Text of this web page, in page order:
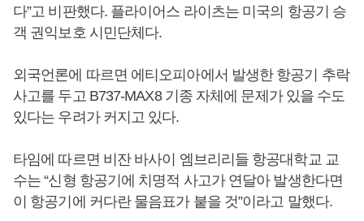
다”고 비판했다. 플라이어스 라이츠는 미국의 항공기 승
객 권익보호 시민단체다.
외국언론에 따르면 에티오피아에서 발생한 항공기 추락
사고를 두고 B737-MAX8 기종 자체에 문제가 있을 수도
있다는 우려가 커지고 있다.
타임에 따르면 비잔 바사이 엠브리리들 항공대학교 교
수는 “신형 항공기에 치명적 사고가 연달아 발생한다면
이 항공기에 커다란 물음표가 붙을 것”이라고 말했다.